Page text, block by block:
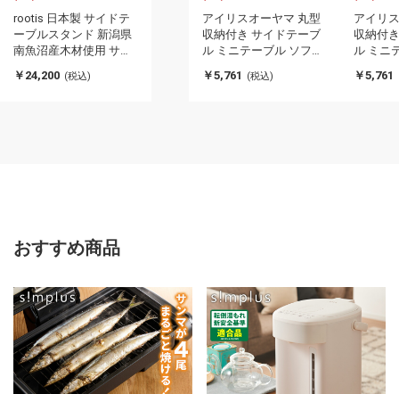
rootis 日本製 サイドテ
ーブルスタンド 新潟県
南魚沼産木材使用 サイ
イラック 棚 コーヒーテ
￥24,200 (税込)
アイリスオーヤマ 丸型
収納付き サイドテーブ
ル ミニテーブル ソファ
ル 円形天板 スチールフ
￥5,761 (税込)
アイリ
収納付
ル ミニ
ル 円形
￥5,761
おすすめ商品